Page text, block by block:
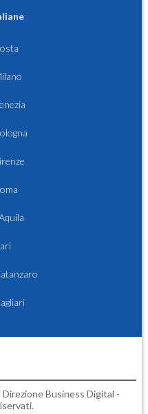
Business Digital -